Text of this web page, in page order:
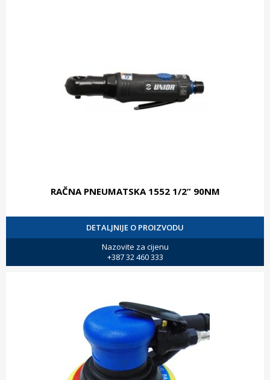
RAČNA PNEUMATSKA 1552 1/2” 90NM
DETALJNIJE O PROIZVODU
Nazovite za cijenu
+387 32 460 333